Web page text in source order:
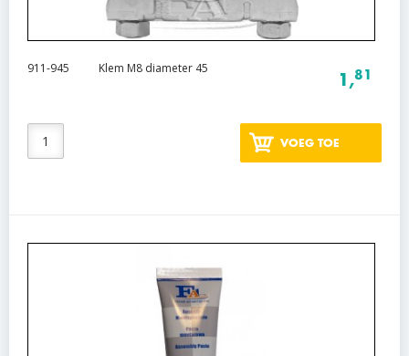
911-945 Klem M8 diameter 45
1,81
VOEG TOE